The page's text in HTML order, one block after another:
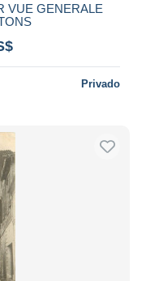
VUE GENERALE
Privado